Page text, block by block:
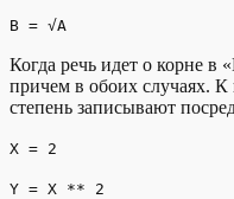
B = √A
Когда речь идет о корне в
причем в обоих случаях. К
степень записывают
X = 2
Y = X ** 2